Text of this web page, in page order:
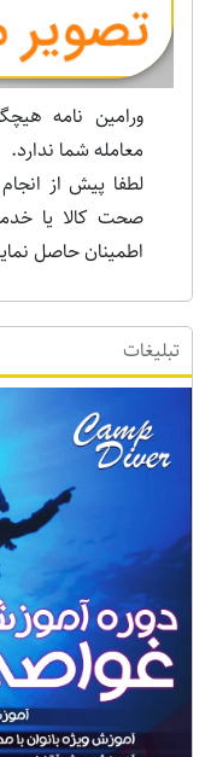
ورامین نامه
معامله شما ندارد.
لطفا پیش از
صحت کالا یا
اطمینان حاصل
تبلیغات